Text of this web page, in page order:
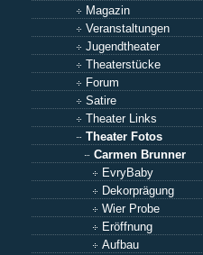
Magazin
Veranstaltungen
Jugendtheater
Theaterstücke
Forum
Satire
Theater Links
Theater Fotos
Carmen Brunner
EvryBaby
Dekorprägung
Wier Probe
Eröffnung
Aufbau